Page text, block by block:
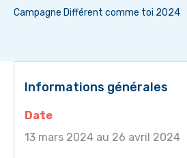
Campagne Différent comme toi 2024
Informations générales
Date
13 mars 2024 au 26 avril 2024